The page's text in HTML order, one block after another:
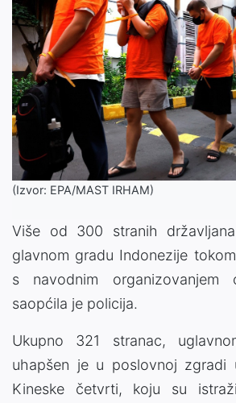
(Izvor: EPA/MAST IRHAM)
Više od 300 stranih
glavnom gradu Indonezije
s navodnim organizovanjem
saopćila je policija.
Ukupno 321 stranac,
uhapšen je u poslovnoj zgradi
Kineske četvrti, koju su